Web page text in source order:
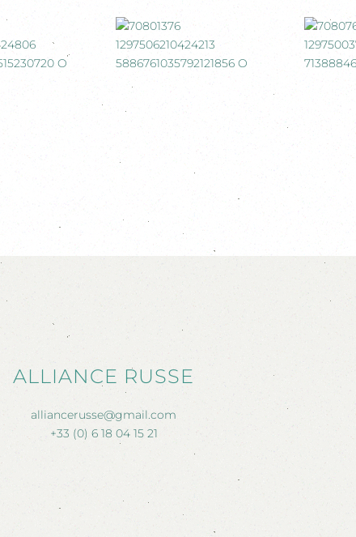
ALLIANCE RUSSE
alliancerusse@gmail.com
+33 (0) 6 18 04 15 21